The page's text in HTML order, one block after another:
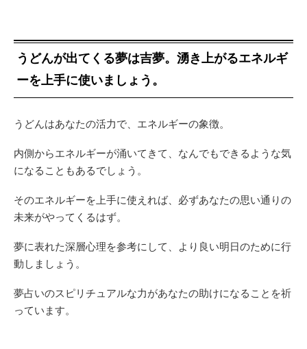
うどんが出てくる夢は吉夢。湧き上がるエネルギ
ーを上手に使いましょう。
うどんはあなたの活力で、エネルギーの象徴。
内側からエネルギーが涌いてきて、なんでもできるような気
になることもあるでしょう。
そのエネルギーを上手に使えれば、必ずあなたの思い通りの
未来がやってくるはず。
夢に表れた深層心理を参考にして、より良い明日のために行
動しましょう。
夢占いのスピリチュアルな力があなたの助けになることを祈
っています。